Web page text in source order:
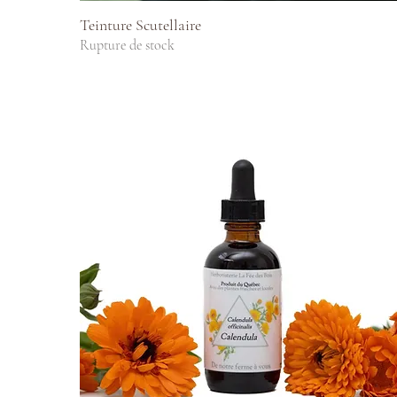
Teinture Scutellaire
Rupture de stock